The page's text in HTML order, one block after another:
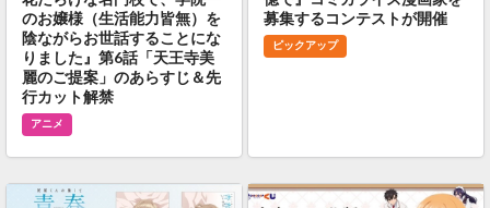
のお嬢様（生活能力皆無）を
陰ながらお世話することにな
りました』第6話「天王寺美
麗のご提案」のあらすじ＆先
行カット解禁
アニメ
募集するコンテストが開催
ピックアップ